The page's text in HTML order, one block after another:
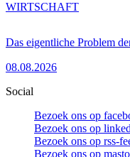
Das eigentliche Problem
08.08.2026
WIRTSCHAFT
Social
Bezoek ons op
Bezoek ons op
Bezoek ons op rss-
Bezoek ons op